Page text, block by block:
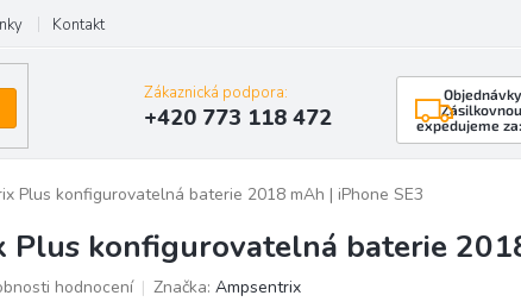
Kontakt
Zákaznická podpora:
+420 773 118 472
Objednávky
Zásilkovnou
expedujeme za:
Plus konfigurovatelná baterie 2018 mAh | iPhone SE3
Plus konfigurovatelná baterie
hodnocení Značka: Ampsentrix